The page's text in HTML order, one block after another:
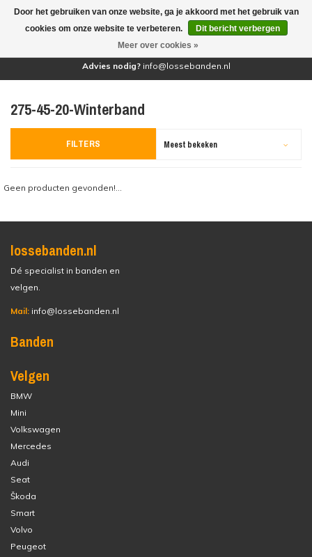
(0)
Advies nodig? info@lossebanden.nl
275-45-20-Winterband
FILTERS Meest bekeken
Geen producten gevonden!...
lossebanden.nl
Dé specialist in banden en
velgen.
Mail: info@lossebanden.nl
Banden
Velgen
BMW
Mini
Volkswagen
Mercedes
Audi
Seat
Škoda
Smart
Volvo
Peugeot
Door het gebruiken van onze website, ga je akkoord met het gebruik van
cookies om onze website te verbeteren.
Dit bericht verbergen
Meer over cookies »